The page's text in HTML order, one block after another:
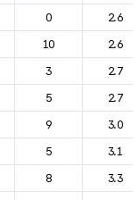
0
2.6
10
2.6
3
2.7
5
2.7
9
3.0
5
3.1
8
3.3